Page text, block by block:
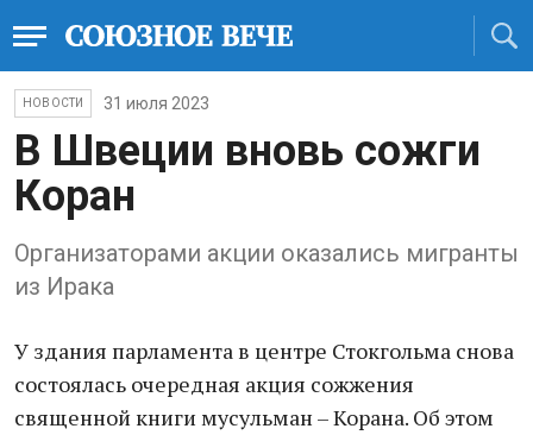
НОВОСТИ 31 июля 2023
В Швеции вновь сожги
Коран
Организаторами акции оказались мигранты
из Ирака
У здания парламента в центре Стокгольма снова
состоялась очередная акция сожжения
священной книги мусульман – Корана. Об этом